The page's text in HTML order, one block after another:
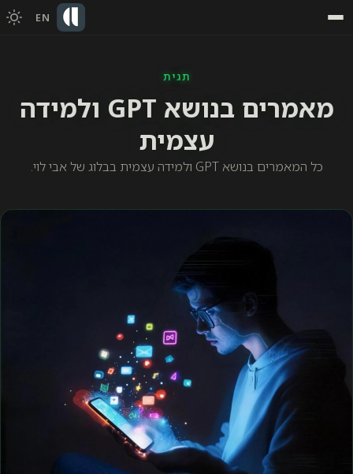
EN
תגית
מאמרים בנושא GPT ולמידה
עצמית
כל המאמרים בנושא GPT ולמידה עצמית בבלוג של אבי לוי.